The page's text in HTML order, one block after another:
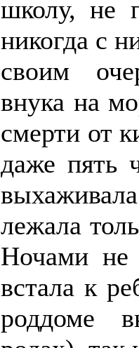
школу, не
никогда с
своим
внука на
смерти от
даже пять
лежала
Ночами не
встала к
роддоме